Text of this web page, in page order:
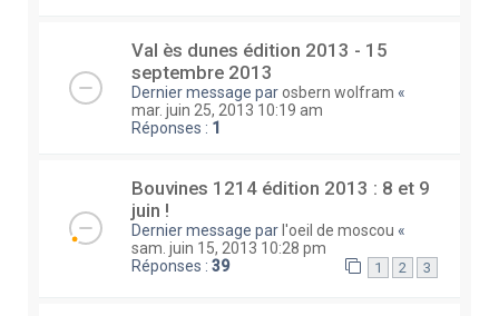
Val ès dunes édition 2013 - 15
septembre 2013
Dernier message parosbern wolfram «
mar. juin 25, 2013 10:19 am
Réponses : 1
Bouvines 1214 édition 2013 : 8 et 9
juin !
Dernier message par l'oeil de moscou «
sam. juin 15, 2013 10:28 pm
Réponses : 39 1 2 3